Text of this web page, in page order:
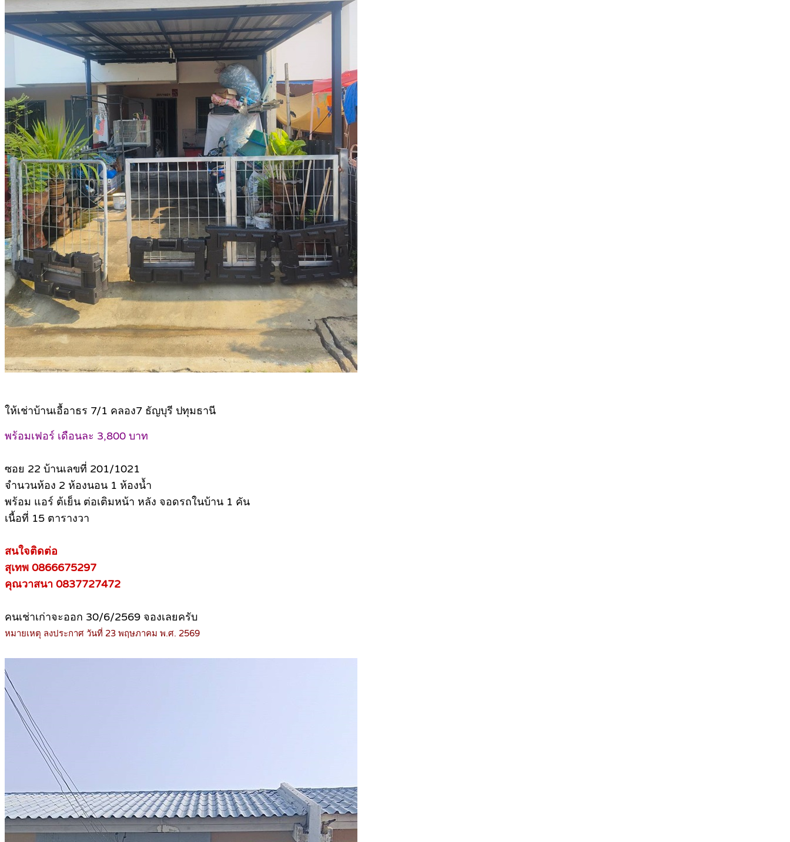
ให้เช่าบ้านเอื้อาธร 7/1 คลอง7 ธัญบุรี ปทุมธานี
พร้อมเฟอร์ เดือนละ 3,800 บาท
ซอย 22 บ้านเลขที่ 201/1021
จำนวนห้อง 2 ห้องนอน 1 ห้องน้ำ
พร้อม แอร์ ต้เย็น ต่อเติมหน้า หลัง จอดรถในบ้าน 1 คัน
เนื้อที่ 15 ตารางวา
สนใจติดต่อ
สุเทพ 0866675297
คุณวาสนา 0837727472
คนเช่าเก่าจะออก 30/6/2569 จองเลยครับ
หมายเหตุ ลงประกาศ วันที่ 23 พฤษภาคม พ.ศ. 2569